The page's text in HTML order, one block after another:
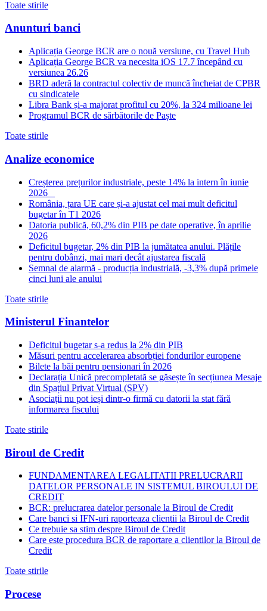
Toate stirile
Anunturi banci
Aplicația George BCR are o nouă versiune, cu Travel Hub
Aplicația George BCR va necesita iOS 17.7 începând cu
versiunea 26.26
BRD aderă la contractul colectiv de muncă încheiat de CPBR
cu sindicatele
Libra Bank și-a majorat profitul cu 20%, la 324 milioane lei
Programul BCR de sărbătorile de Paște
Toate stirile
Analize economice
Creșterea prețurilor industriale, peste 14% la intern în iunie
2026
România, țara UE care și-a ajustat cel mai mult deficitul
bugetar în T1 2026
Datoria publică, 60,2% din PIB pe date operative, în aprilie
2026
Deficitul bugetar, 2% din PIB la jumătatea anului. Plățile
pentru dobânzi, mai mari decât ajustarea fiscală
Semnal de alarmă - producția industrială, -3,3% după primele
cinci luni ale anului
Toate stirile
Ministerul Finantelor
Deficitul bugetar s-a redus la 2% din PIB
Măsuri pentru accelerarea absorbției fondurilor europene
Bilete la băi pentru pensionari în 2026
Declarația Unică precompletată se găsește în secțiunea Mesaje
din Spațiul Privat Virtual (SPV)
Asociații nu pot ieși dintr-o firmă cu datorii la stat fără
informarea fiscului
Toate stirile
Biroul de Credit
FUNDAMENTAREA LEGALITATII PRELUCRARII
DATELOR PERSONALE IN SISTEMUL BIROULUI DE
CREDIT
BCR: prelucrarea datelor personale la Biroul de Credit
Care banci si IFN-uri raporteaza clientii la Biroul de Credit
Ce trebuie sa stim despre Biroul de Credit
Care este procedura BCR de raportare a clientilor la Biroul de
Credit
Toate stirile
Procese